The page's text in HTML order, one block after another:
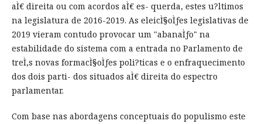
aÌ€ direita ou com acordos aÌ€ es- querda, estes u?ltimos
na legislatura de 2016-2019. As eleicÌ§oÌƒes legislativas de
2019 vieram contudo provocar um "abanaÌƒo" na
estabilidade do sistema com a entrada no Parlamento de
treÌ‚s novas formacÌ§oÌƒes poli?ticas e o enfraquecimento
dos dois parti- dos situados aÌ€ direita do espectro
parlamentar.
Com base nas abordagens conceptuais do populismo este